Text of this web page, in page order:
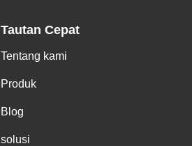
Tautan Cepat
Tentang kami
Produk
Blog
solusi